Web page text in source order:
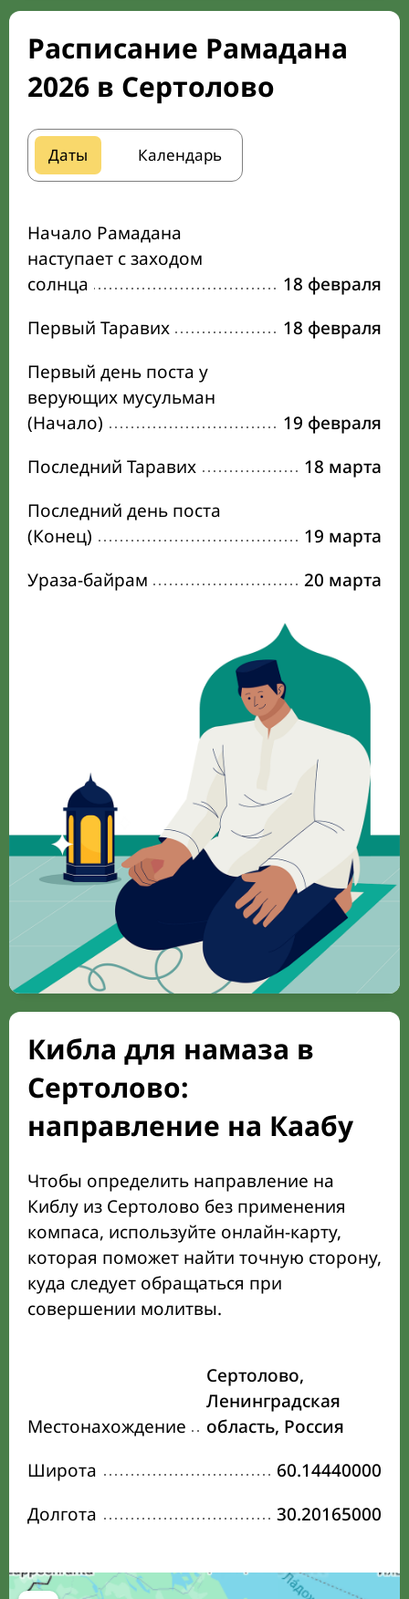
Расписание Рамадана
2026 в Сертолово
Даты Календарь
Начало Рамадана
наступает с заходом
солнца
18 февраля
Первый Таравих
18 февраля
Первый день поста у
верующих мусульман
(Начало)
19 февраля
Последний Таравих
18 марта
Последний день поста
(Конец)
19 марта
Ураза-байрам
20 марта
Кибла для намаза в
Сертолово:
направление на Каабу
Чтобы определить направление на
Киблу из Сертолово без применения
компаса, используйте онлайн-карту,
которая поможет найти точную сторону,
куда следует обращаться при
совершении молитвы.
Местонахождение
Сертолово,
Ленинградская
область, Россия
Широта
60.14440000
Долгота
30.20165000